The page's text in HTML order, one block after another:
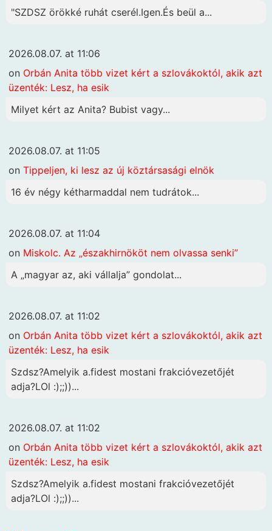
"SZDSZ örökké ruhát cserél.Igen.És beül a...
2026.08.07. at 11:06
on Orbán Anita több vizet kért a szlovákoktól, akik azt
üzenték: Lesz, ha esik
Milyet kért az Anita? Bubist vagy...
2026.08.07. at 11:05
on Tippeljen, ki lesz az új köztársasági elnök
16 év négy kétharmaddal nem tudrátok...
2026.08.07. at 11:04
on Miskolc. Az „északhirnököt nem olvassa senki”
A „magyar az, aki vállalja” gondolat...
2026.08.07. at 11:02
on Orbán Anita több vizet kért a szlovákoktól, akik azt
üzenték: Lesz, ha esik
Szdsz?Amelyik a.fidest mostani frakcióvezetőjét
adja?LOl :);;))...
2026.08.07. at 11:02
on Orbán Anita több vizet kért a szlovákoktól, akik azt
üzenték: Lesz, ha esik
Szdsz?Amelyik a.fidest mostani frakcióvezetőjét
adja?LOl :);;))...